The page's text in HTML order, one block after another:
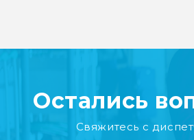
Остались
Свяжитесь с